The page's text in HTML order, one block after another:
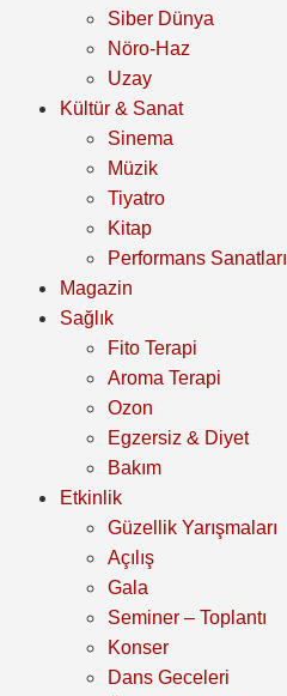
Siber Dünya
Nöro-Haz
Uzay
Kültür & Sanat
Sinema
Müzik
Tiyatro
Kitap
Performans Sanatları
Magazin
Sağlık
Fito Terapi
Aroma Terapi
Ozon
Egzersiz & Diyet
Bakım
Etkinlik
Güzellik Yarışmaları
Açılış
Gala
Seminer – Toplantı
Konser
Dans Geceleri